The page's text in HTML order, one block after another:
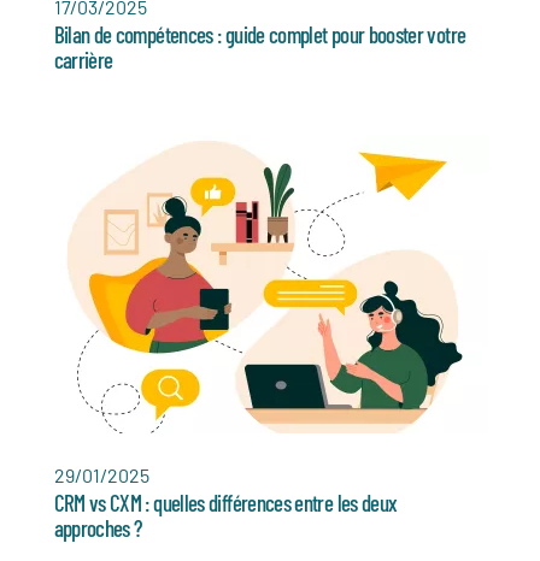
17/03/2025
Bilan de compétences : guide complet pour booster votre
carrière
29/01/2025
CRM vs CXM : quelles différences entre les deux
approches ?